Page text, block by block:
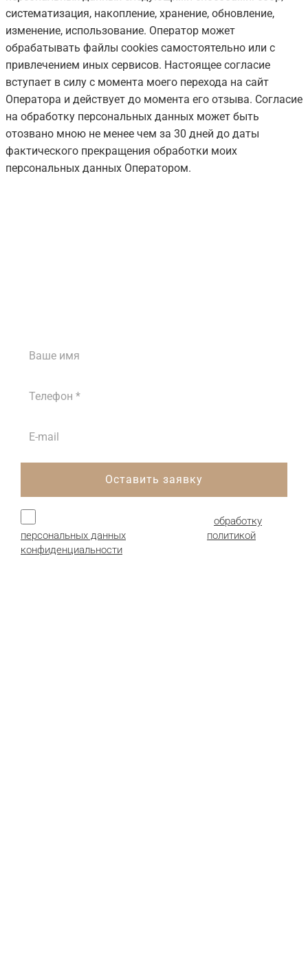
систематизация, накопление, хранение, обновление,
изменение, использование. Оператор может
обрабатывать файлы cookies самостоятельно или с
привлечением иных сервисов. Настоящее согласие
вступает в силу с момента моего перехода на сайт
Оператора и действует до момента его отзыва. Согласие
на обработку персональных данных может быть
отозвано мною не менее чем за 30 дней до даты
фактического прекращения обработки моих
персональных данных Оператором.
Оставить заявку
обработку
персональных данных
политикой
конфиденциальности